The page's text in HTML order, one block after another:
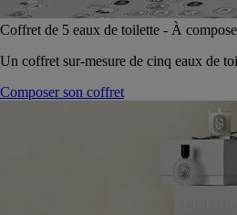
Coffret de 5 eaux de toilette - À
Un coffret sur-mesure de cinq eaux de
Composer son coffret